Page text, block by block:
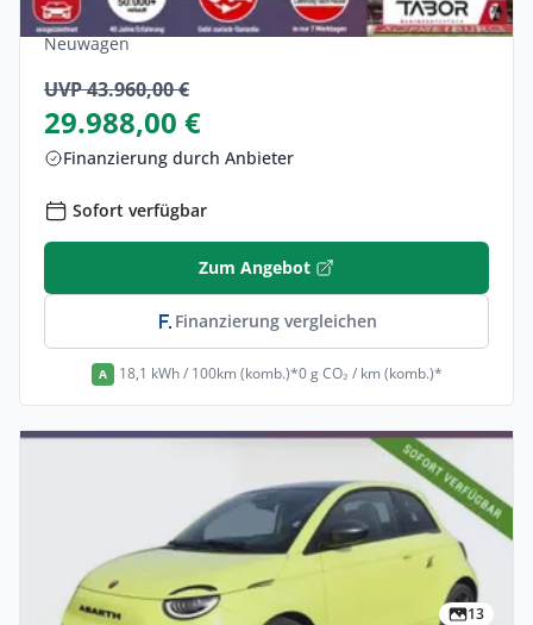
Elektro • Automatik • 155 PS (114 kW)
Neuwagen
UVP 43.960,00 €
29.988,00 €
Finanzierung durch Anbieter
Sofort verfügbar
Zum Angebot
Finanzierung vergleichen
A 18,1 kWh / 100km (komb.)*0 g CO₂ / km (komb.)*
13